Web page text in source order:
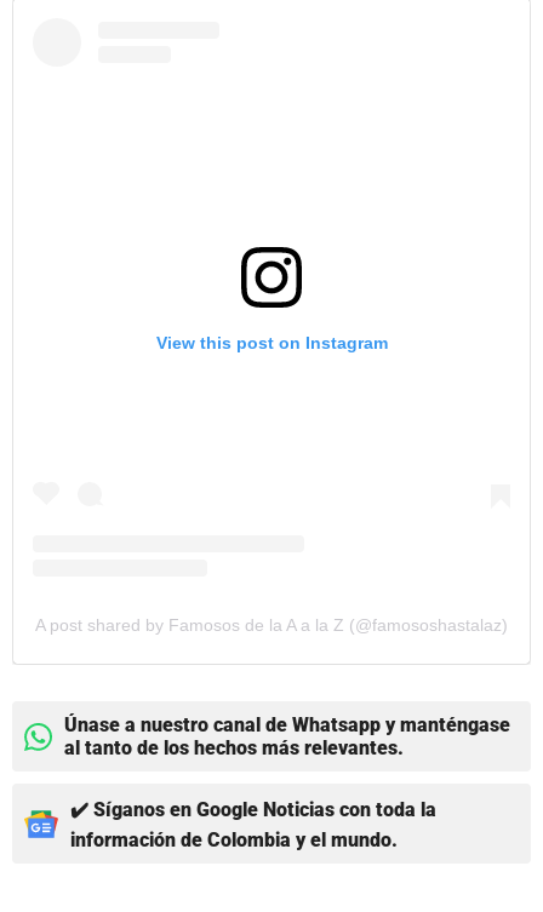
View this post on Instagram
A post shared by Famosos de la A a la Z (@famososhastalaz)
Únase a nuestro canal de Whatsapp y manténgase
al tanto de los hechos más relevantes.
✔️ Síganos en Google Noticias con toda la
información de Colombia y el mundo.